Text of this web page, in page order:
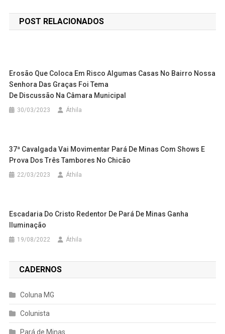
de
Post
POST RELACIONADOS
Erosão Que Coloca Em Risco Algumas Casas No Bairro Nossa
Senhora Das Graças Foi Tema
De Discussão Na Câmara Municipal
30/03/2023 Áthila
37ª Cavalgada Vai Movimentar Pará De Minas Com Shows E
Prova Dos Três Tambores No Chicão
22/03/2023 Áthila
Escadaria Do Cristo Redentor De Pará De Minas Ganha
Iluminação
19/08/2022 Áthila
CADERNOS
Coluna MG
Colunista
Pará de Minas